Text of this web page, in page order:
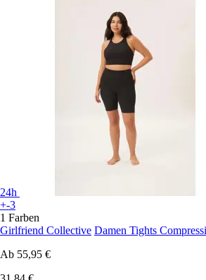
24h
+-3
1 Farben
Girlfriend Collective Damen Tights
Ab 55,95 €